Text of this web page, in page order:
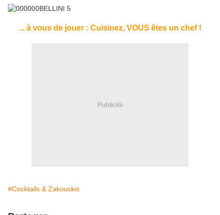
... à vous de jouer : Cuisinez, VOUS êtes un chef !
Publicité
#Cocktails & Zakouskis